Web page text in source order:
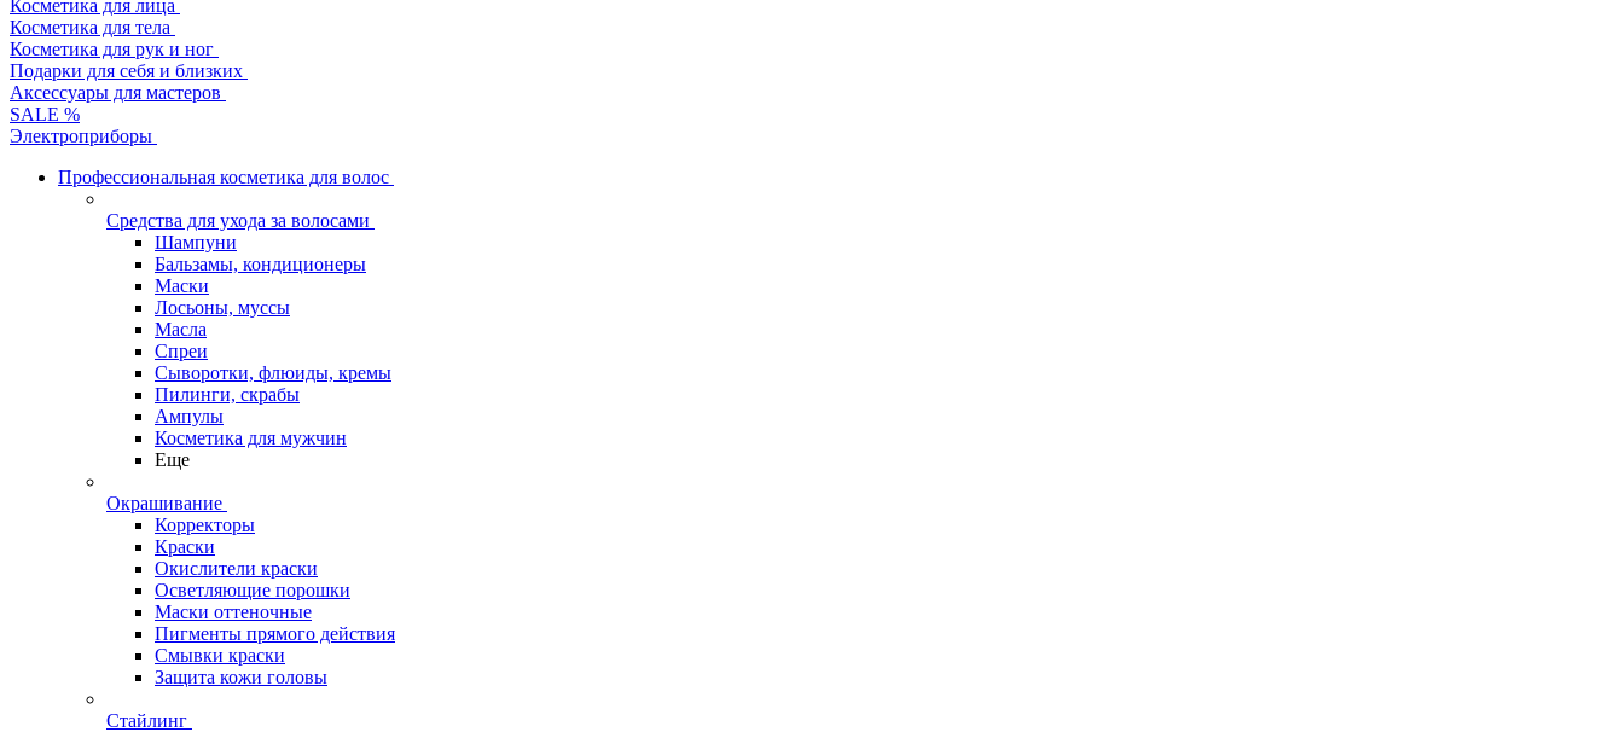
Косметика для лица
Косметика для тела
Косметика для рук и ног
Подарки для себя и близких
Аксессуары для мастеров
SALE %
Электроприборы
Профессиональная косметика для волос
Средства для ухода за волосами
Шампуни
Бальзамы, кондиционеры
Маски
Лосьоны, муссы
Масла
Спреи
Сыворотки, флюиды, кремы
Пилинги, скрабы
Ампулы
Косметика для мужчин
Еще
Окрашивание
Корректоры
Краски
Окислители краски
Осветляющие порошки
Маски оттеночные
Пигменты прямого действия
Смывки краски
Защита кожи головы
Стайлинг